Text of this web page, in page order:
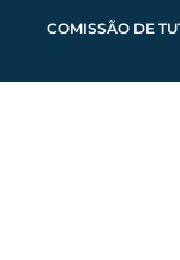
COMISSÃO DE